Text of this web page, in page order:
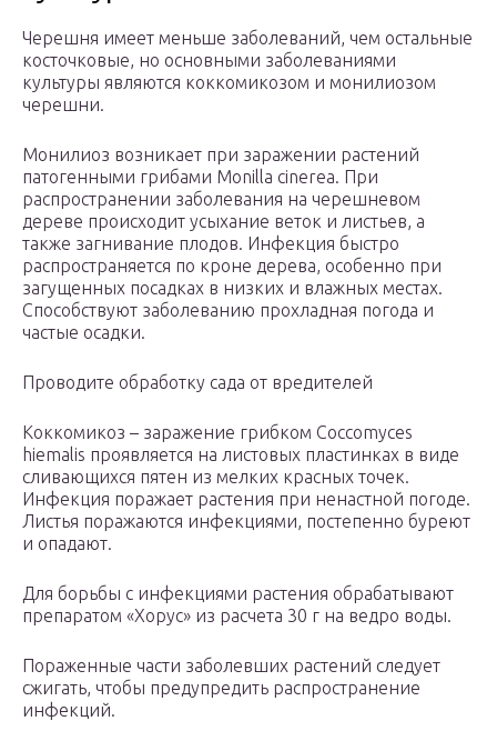
Черешня имеет меньше заболеваний, чем остальные
косточковые, но основными заболеваниями
культуры являются коккомикозом и монилиозом
черешни.
Монилиоз возникает при заражении растений
патогенными грибами Monilla cinerea. При
распространении заболевания на черешневом
дереве происходит усыхание веток и листьев, а
также загнивание плодов. Инфекция быстро
распространяется по кроне дерева, особенно при
загущенных посадках в низких и влажных местах.
Способствуют заболеванию прохладная погода и
частые осадки.
Проводите обработку сада от вредителей
Коккомикоз – заражение грибком Coccomyces
hiemalis проявляется на листовых пластинках в виде
сливающихся пятен из мелких красных точек.
Инфекция поражает растения при ненастной погоде.
Листья поражаются инфекциями, постепенно буреют
и опадают.
Для борьбы с инфекциями растения обрабатывают
препаратом «Хорус» из расчета 30 г на ведро воды.
Пораженные части заболевших растений следует
сжигать, чтобы предупредить распространение
инфекций.